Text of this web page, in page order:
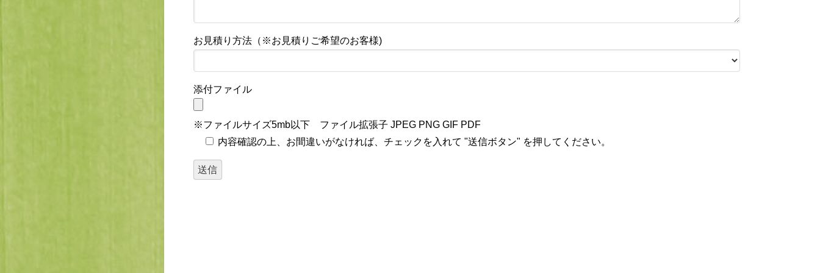
お見積り方法（※お見積りご希望のお客様)
添付ファイル
※ファイルサイズ5mb以下 ファイル拡張子 JPEG PNG GIF PDF
内容確認の上、お間違いがなければ、チェックを入れて "送信ボタン" を押してください。